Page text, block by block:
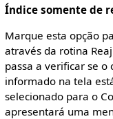
Índice somente de
Marque esta opção
através da rotina
passa a verificar se o
informado na tela
selecionado para o
apresentará uma